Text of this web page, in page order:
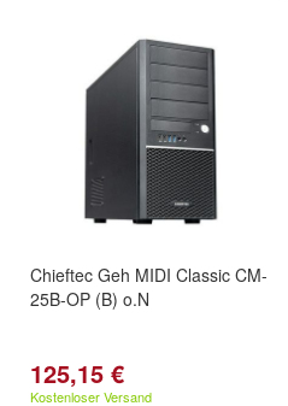
Chieftec Geh MIDI Classic CM-
25B-OP (B) o.N
125,15 €
Kostenloser Versand